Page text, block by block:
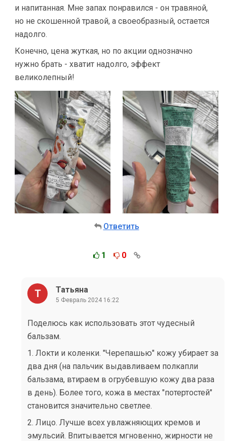
и напитанная. Мне запах понравился - он травяной,
но не скошенной травой, а своеобразный, остается
надолго.
Конечно, цена жуткая, но по акции однозначно
нужно брать - хватит надолго, эффект
великолепный!
Ответить
1 0
Татьяна
5 Февраль 2024 16:22
Поделюсь как использовать этот чудесный
бальзам.
1. Локти и коленки. "Черепашью" кожу убирает за
два дня (на пальчик выдавливаем полкапли
бальзама, втираем в огрубевшую кожу два раза
в день). Более того, кожа в местах "потертостей"
становится значительно светлее.
2. Лицо. Лучше всех увлажняющих кремов и
эмульсий. Впитывается мгновенно, жирности не